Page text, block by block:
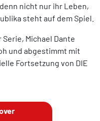
nicht nur ihr Leben,
steht auf dem Spiel.
Michael Dante
und abgestimmt mit
Fortsetzung von DIE